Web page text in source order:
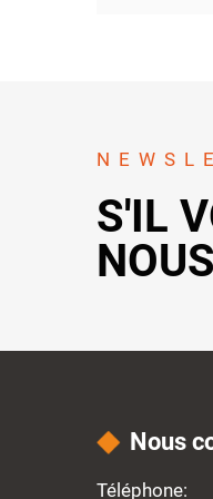
S'IL
Nous
Téléphone: